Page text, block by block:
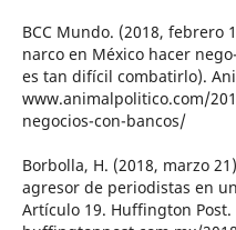
BCC Mundo. (2018, febrero
narco en México hacer
es tan difícil combatirlo).
www.animalpolitico.com/
negocios-con-bancos/
Borbolla, H. (2018, marzo
agresor de periodistas en
Artículo 19. Huffington